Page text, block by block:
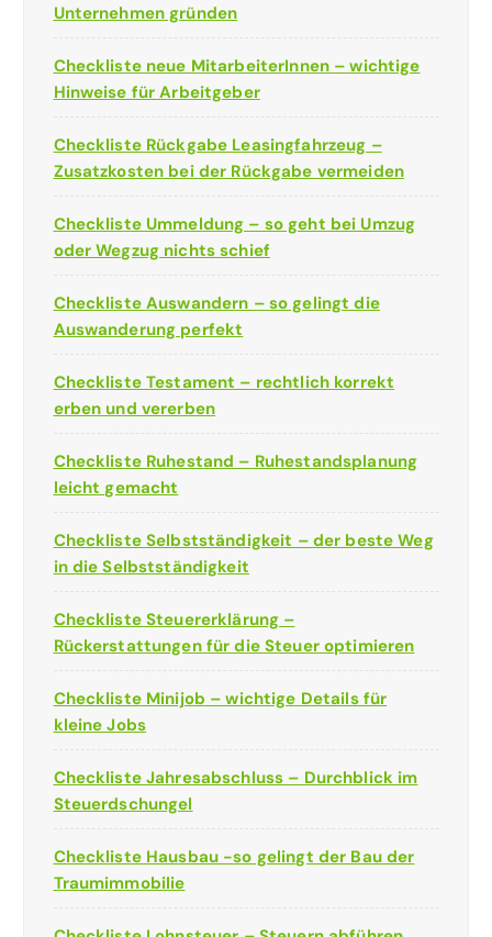
Unternehmen gründen
Checkliste neue MitarbeiterInnen – wichtige
Hinweise für Arbeitgeber
Checkliste Rückgabe Leasingfahrzeug –
Zusatzkosten bei der Rückgabe vermeiden
Checkliste Ummeldung – so geht bei Umzug
oder Wegzug nichts schief
Checkliste Auswandern – so gelingt die
Auswanderung perfekt
Checkliste Testament – rechtlich korrekt
erben und vererben
Checkliste Ruhestand – Ruhestandsplanung
leicht gemacht
Checkliste Selbstständigkeit – der beste Weg
in die Selbstständigkeit
Checkliste Steuererklärung –
Rückerstattungen für die Steuer optimieren
Checkliste Minijob – wichtige Details für
kleine Jobs
Checkliste Jahresabschluss – Durchblick im
Steuerdschungel
Checkliste Hausbau -so gelingt der Bau der
Traumimmobilie